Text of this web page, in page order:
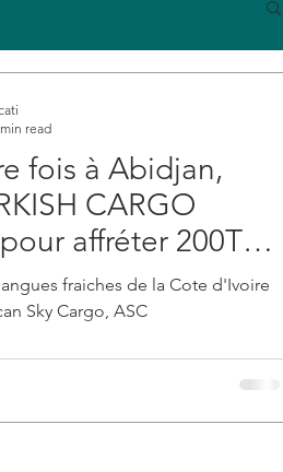
fois à Abidjan,
CARGO
affréter 200T
vers l'EU.
fraiches de la Cote d'Ivoire
Sky Cargo, ASC
read